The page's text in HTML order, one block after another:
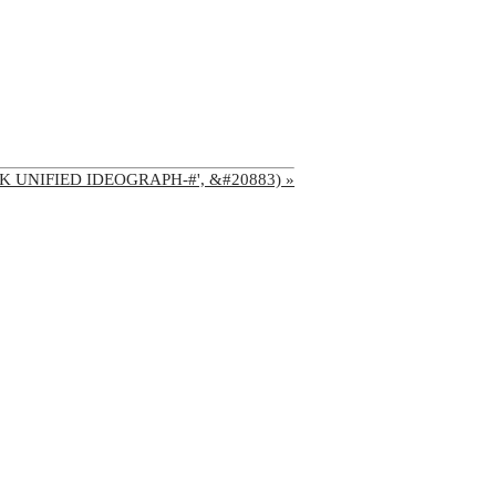
UNIFIED IDEOGRAPH-#', &#20883) »